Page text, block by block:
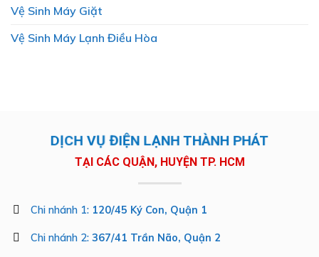
Vệ Sinh Máy Giặt
Vệ Sinh Máy Lạnh Điều Hòa
DỊCH VỤ ĐIỆN LẠNH THÀNH PHÁT
TẠI CÁC QUẬN, HUYỆN TP. HCM
Chi nhánh 1: 120/45 Ký Con, Quận 1
Chi nhánh 2: 367/41 Trần Não, Quận 2